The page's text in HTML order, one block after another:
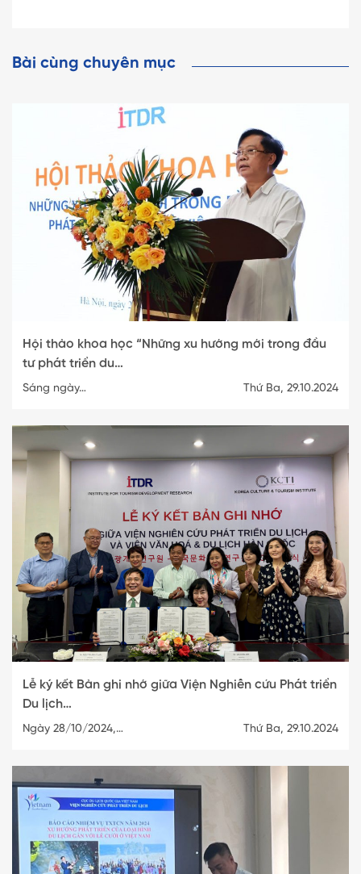
Bài cùng chuyên mục
Hội thảo khoa học “Những xu hướng mới trong đầu
tư phát triển du…
Sáng ngày… Thứ Ba, 29.10.2024
Lễ ký kết Bản ghi nhớ giữa Viện Nghiên cứu Phát triển
Du lịch…
Ngày 28/10/2024,… Thứ Ba, 29.10.2024